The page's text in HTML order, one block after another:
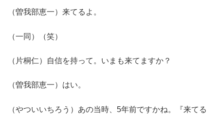
（曽我部恵一）来てるよ。
（一同）（笑）
（片桐仁）自信を持って。いまも来てますか？
（曽我部恵一）はい。
（やついいちろう）あの当時、5年前ですかね。『来てる